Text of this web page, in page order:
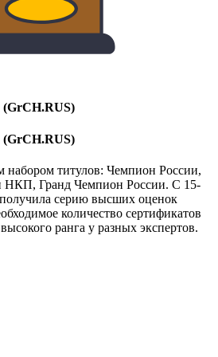
(GrCH.RUS)
(GrCH.RUS)
набором титулов: Чемпион России,
Гранд Чемпион России. С 15-
получила серию высших оценок
количество сертификатов
ранга у разных экспертов.